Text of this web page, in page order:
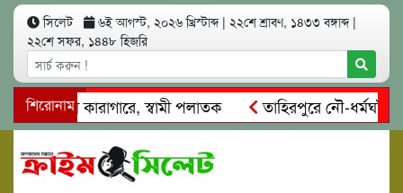
সিলেট ৬ই আগস্ট, ২০২৬ খ্রিস্টাব্দ | ২২শে শ্রাবণ, ১৪৩৩ বঙ্গাব্দ |
২২শে সফর, ১৪৪৮ হিজরি
শিরোনাম
স্ত্রী কারাগারে, স্বামী পলাতক
তাহিরপুরে নৌ-ধর্মঘট
নগরীতে কোটি টাকার সম্পত্তি দখলের চেষ্টা: